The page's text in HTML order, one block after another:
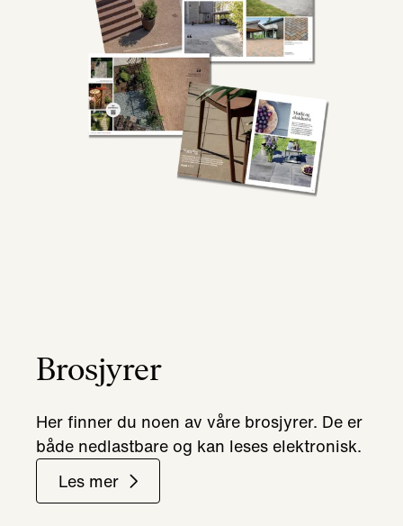
Brosjyrer
Her finner du noen av våre brosjyrer. De er
både nedlastbare og kan leses elektronisk.
Les mer